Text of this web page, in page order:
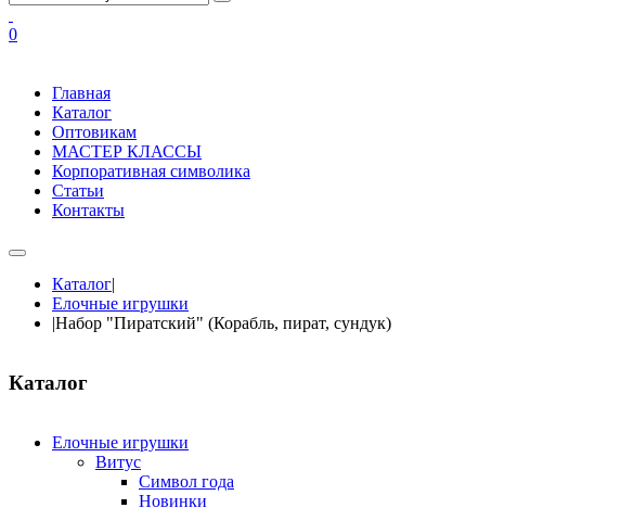
0
Главная
Каталог
Оптовикам
МАСТЕР КЛАССЫ
Корпоративная символика
Статьи
Контакты
Каталог|
Елочные игрушки
|Набор "Пиратский" (Корабль, пират, сундук)
Каталог
Елочные игрушки
Витус
Символ года
Новинки